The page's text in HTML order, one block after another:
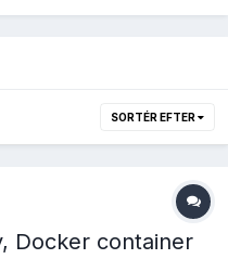
SORTÉR EFTER
Docker container